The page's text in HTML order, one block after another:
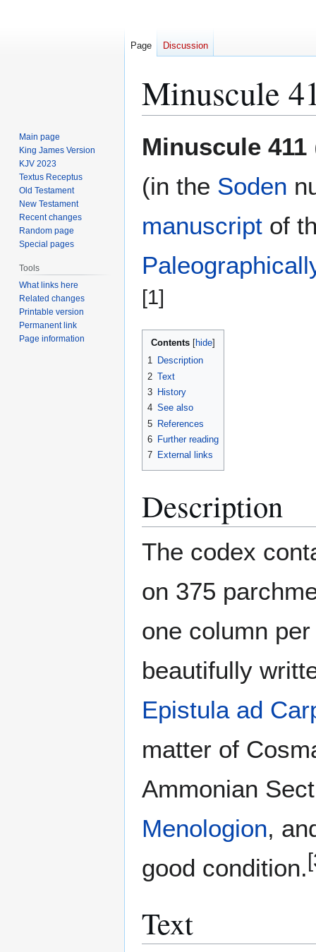
Minuscule
toto
Minuscule 411
(in the Soden
manuscript of
[1]
Contents
1 Description
2 Text
3 History
4 See also
5 References
6 Further reading
7 External links
Description
The codex
on 375
one column
beautifully
Epistula ad
matter of
Ammonian
Menologion,
good condition.
Text
Page Discussion
Main page
King James Version
KJV 2023
Textus Receptus
Old Testament
New Testament
Recent changes
Random page
Special pages
Tools
What links here
Related changes
Printable version
Permanent link
Page information